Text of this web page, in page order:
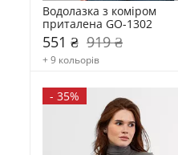
Водолазка з коміром
приталена GO-1302
551 ₴ 919 ₴
+ 9 кольорів
- 35%